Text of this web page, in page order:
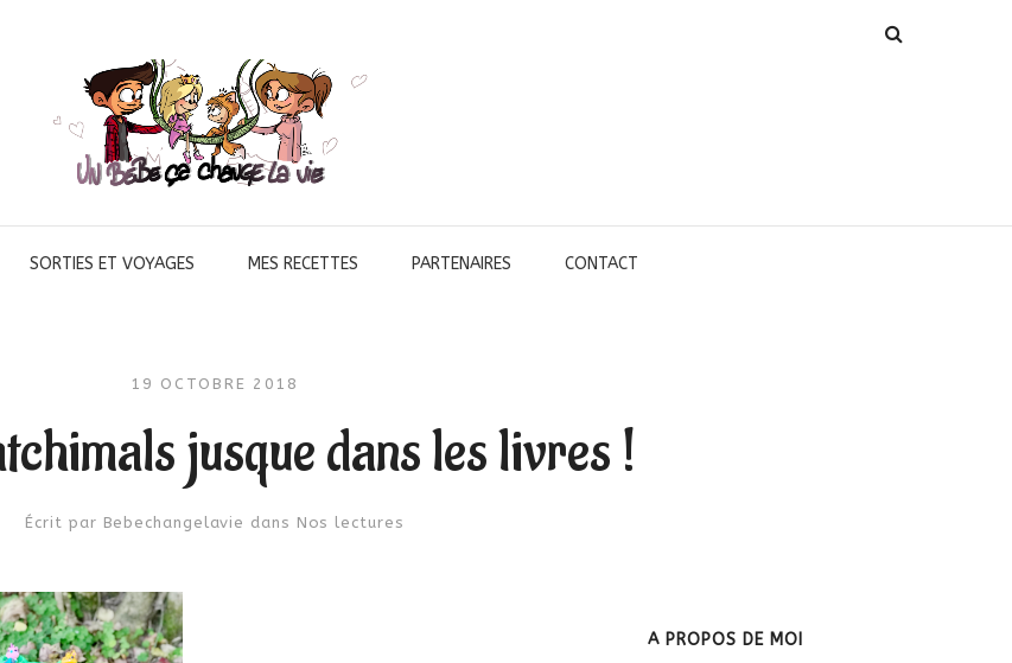
SORTIES ET VOYAGES MES RECETTES PARTENAIRES CONTACT
19 OCTOBRE 2018
jusque dans les livres !
Écrit par Bebechangelavie dans Nos lectures
A PROPOS DE MOI